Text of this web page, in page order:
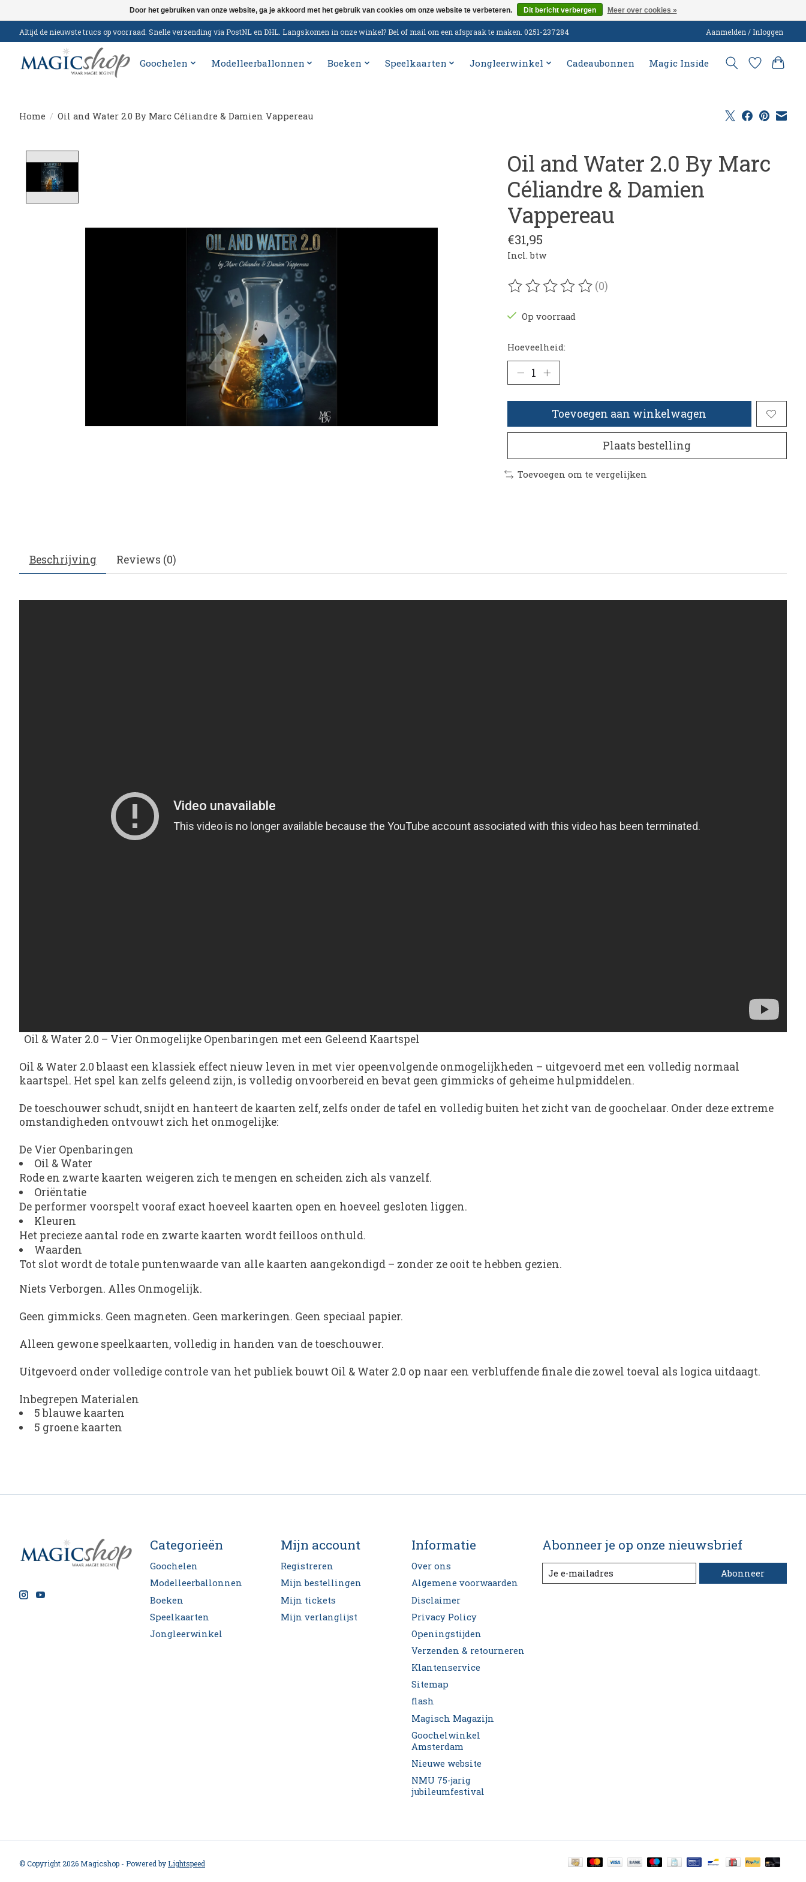
Altijd de nieuwste trucs op voorraad. Snelle verzending via PostNL en DHL. Langskomen in onze winkel? Bel of mail om een afspraak te maken. 0251-237284 Aanmelden / Inloggen
Goochelen Modelleerballonnen Boeken Speelkaarten Jongleerwinkel Cadeaubonnen Magic Inside
Home / Oil and Water 2.0 By Marc Céliandre & Damien Vappereau
Oil and Water 2.0 By Marc
Céliandre & Damien
Vappereau
€31,95
Incl. btw
De beoordeling van dit product is
(0)
Op voorraad
Hoeveelheid:
Toevoegen aan winkelwagen
Plaats bestelling
Toevoegen om te vergelijken
Beschrijving Reviews (0)
Oil & Water 2.0 – Vier Onmogelijke Openbaringen met een Geleend Kaartspel
Oil & Water 2.0blaast een klassiek effect nieuw leven in met vier opeenvolgende onmogelijkheden – uitgevoerd met een volledig normaal
kaartspel. Het spel kan zelfs geleend zijn, is volledig onvoorbereid en bevat geen gimmicks of geheime hulpmiddelen.
De toeschouwer schudt, snijdt en hanteert de kaarten zelf, zelfs onder de tafel en volledig buiten het zicht van de goochelaar. Onder deze extreme
omstandigheden ontvouwt zich het onmogelijke:
De Vier Openbaringen
Oil & Water
Rode en zwarte kaarten weigeren zich te mengen en scheiden zich als vanzelf.
Oriëntatie
De performer voorspelt vooraf exact hoeveel kaarten open en hoeveel gesloten liggen.
Kleuren
Het precieze aantal rode en zwarte kaarten wordt feilloos onthuld.
Waarden
Tot slot wordt de totale puntenwaarde van alle kaarten aangekondigd – zonder ze ooit te hebben gezien.
Niets Verborgen. Alles Onmogelijk.
Geen gimmicks. Geen magneten. Geen markeringen. Geen speciaal papier.
Alleen gewone speelkaarten, volledig in handen van de toeschouwer.
Uitgevoerd onder volledige controle van het publiek bouwt Oil & Water 2.0 op naar een verbluffende finale die zowel toeval als logica uitdaagt.
Inbegrepen Materialen
5 blauwe kaarten
5 groene kaarten
Categorieën
Goochelen
Modelleerballonnen
Boeken
Speelkaarten
Jongleerwinkel
Mijn account
Registreren
Mijn bestellingen
Mijn tickets
Mijn verlanglijst
Informatie
Over ons
Algemene voorwaarden
Disclaimer
Privacy Policy
Openingstijden
Verzenden & retourneren
Klantenservice
Sitemap
flash
Magisch Magazijn
Goochelwinkel
Amsterdam
Nieuwe website
NMU 75-jarig
jubileumfestival
Abonneer je op onze nieuwsbrief
Abonneer
© Copyright 2026 Magicshop - Powered byLightspeed
Door het gebruiken van onze website, ga je akkoord met het gebruik van cookies om onze website te verbeteren. Dit bericht verbergen Meer over cookies »